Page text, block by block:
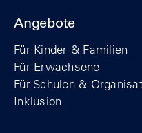
Angebote
Für Kinder & Familien
Für Erwachsene
Für Schulen &
Inklusion